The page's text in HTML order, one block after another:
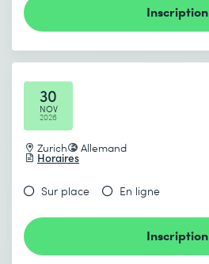
Inscription
30
NOV
2026
Zurich Allemand
Horaires
Sur place En ligne
Inscription